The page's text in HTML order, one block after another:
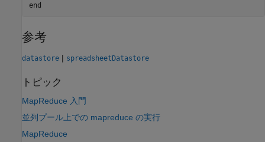
end
参考
datastore | spreadsheetDatastore
トピック
MapReduce 入門
並列プール上での mapreduce の実行
MapReduce